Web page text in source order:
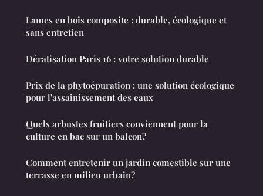
Lames en bois composite : durable, écologique et
sans entretien
Dératisation Paris 16 : votre solution durable
Prix de la phytoépuration : une solution écologique
pour l'assainissement des eaux
Quels arbustes fruitiers conviennent pour la
culture en bac sur un balcon?
Comment entretenir un jardin comestible sur une
terrasse en milieu urbain?